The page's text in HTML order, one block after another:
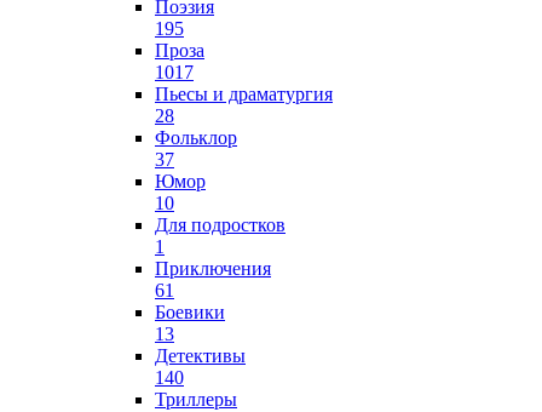
Поэзия
195
Проза
1017
Пьесы и драматургия
28
Фольклор
37
Юмор
10
Для подростков
1
Приключения
61
Боевики
13
Детективы
140
Триллеры